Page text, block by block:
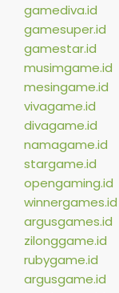
gamediva.id
gamesuper.id
gamestar.id
musimgame.id
mesingame.id
vivagame.id
divagame.id
namagame.id
stargame.id
opengaming.id
winnergames.id
argusgames.id
zilonggame.id
rubygame.id
argusgame.id